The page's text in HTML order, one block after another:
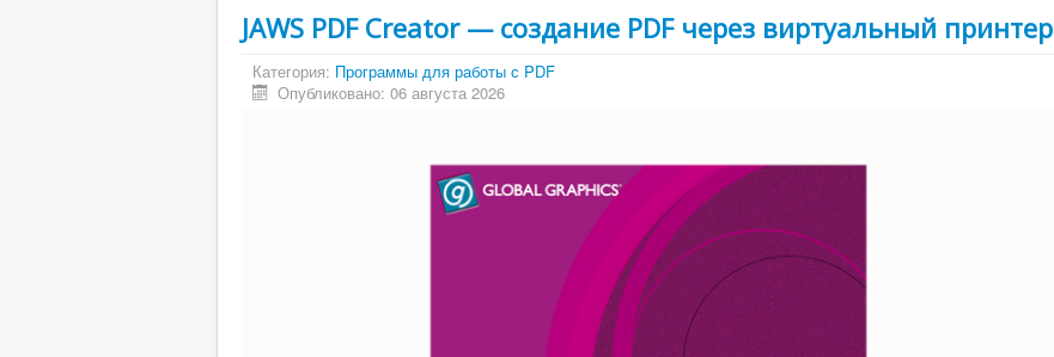
JAWS PDF Creator — создание PDF через виртуальный принтер
Категория: Программы для работы с PDF
Опубликовано: 06 августа 2026